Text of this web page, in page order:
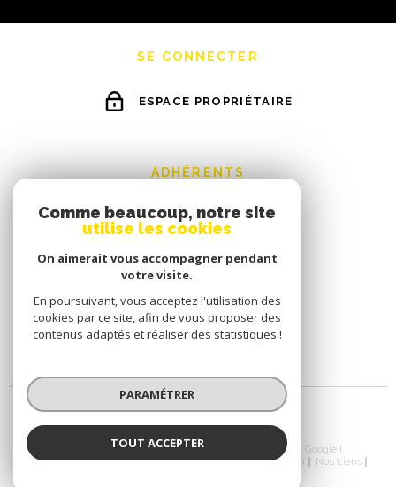
SE CONNECTER
ESPACE PROPRIÉTAIRE
ADHÉRENTS
© 2026 | Tous droits réservés | Traduction powered by Google |
Nos Honoraires
Plan Du Site Mentions Légales Admin
Nos Liens
Comme beaucoup, notre site
utilise les cookies
On aimerait vous accompagner pendant
votre visite.
En poursuivant, vous acceptez l'utilisation des
cookies par ce site, afin de vous proposer des
contenus adaptés et réaliser des statistiques !
PARAMÉTRER
TOUT ACCEPTER